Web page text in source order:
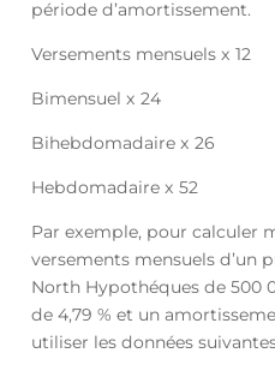
période d’amortissement.
Versements mensuels x 12
Bimensuel x 24
Bihebdomadaire x 26
Hebdomadaire x 52
Par exemple, pour calculer
versements mensuels d’un
North Hypothéques de 500
de 4,79 % et un
utiliser les données